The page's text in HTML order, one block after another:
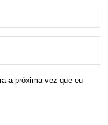
a próxima vez que eu